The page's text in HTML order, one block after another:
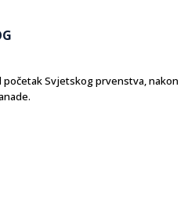
Svjetskog prvenstva, nakon